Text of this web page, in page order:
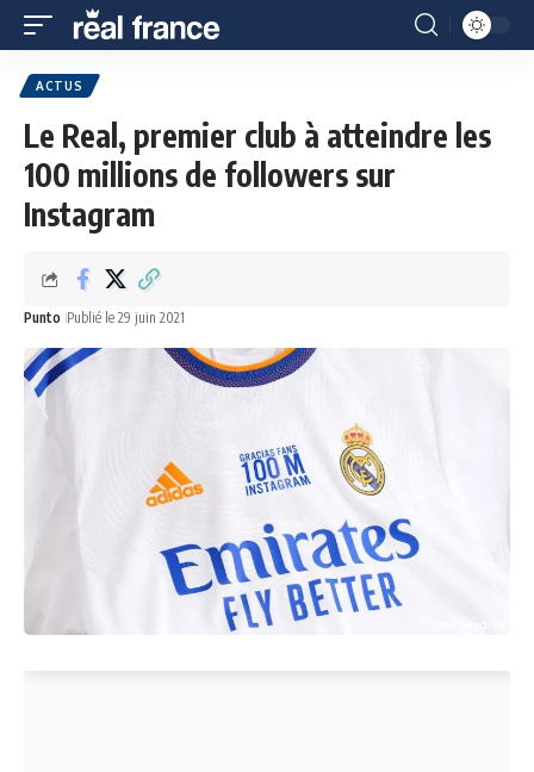
ACTUS
Le Real, premier club à atteindre les
100 millions de followers sur
Instagram
Punto Publié le 29 juin 2021